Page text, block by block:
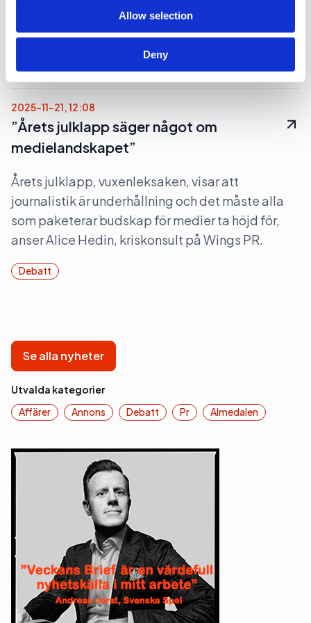
Allow selection
Deny
den 27 november 2025 med myndighetschefen
på Sveriges ambassad i Irak.
2025-11-21, 12:08
”Årets julklapp säger något om
medielandskapet”
Årets julklapp, vuxenleksaken, visar att
journalistik är underhållning och det måste alla
som paketerar budskap för medier ta höjd för,
anser Alice Hedin, kriskonsult på Wings PR.
Debatt
Se alla nyheter
Utvalda kategorier
Affärer
Annons Debatt Pr Almedalen